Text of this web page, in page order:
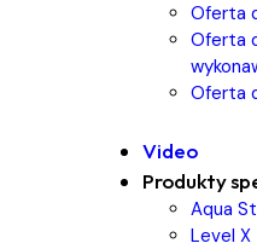
Oferta
Oferta
Oferta
Video
Produkty
Aqua
Level X